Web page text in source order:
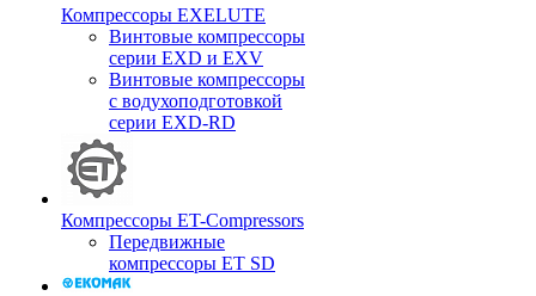
Компрессоры EXELUTE
Винтовые компрессоры
серии EXD и EXV
Винтовые компрессоры
с водухоподготовкой
серии EXD-RD
Компрессоры ET-Compressors
Передвижные
компрессоры ET SD